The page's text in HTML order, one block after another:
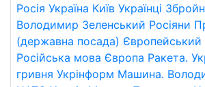
Росія Україна Київ Українці
Володимир Зеленський Росіяни
(державна посада)
Російська мова Європа Ракета.
гривня Укрінформ Машина.